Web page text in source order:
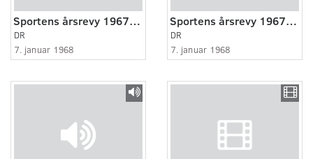
Sportens årsrevy 1967 2:2
DR
7. januar 1968
Sportens årsrevy 1967 2:2
DR
7. januar 1968